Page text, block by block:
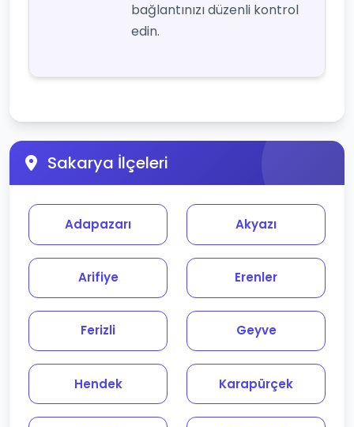
bağlantınızı düzenli kontrol
edin.
Sakarya İlçeleri
Adapazarı Akyazı
Arifiye Erenler
Ferizli Geyve
Hendek Karapürçek